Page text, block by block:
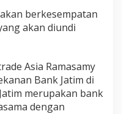
berkesempatan
akan diundi
Asia Ramasamy
Bank Jatim di
merupakan bank
dengan